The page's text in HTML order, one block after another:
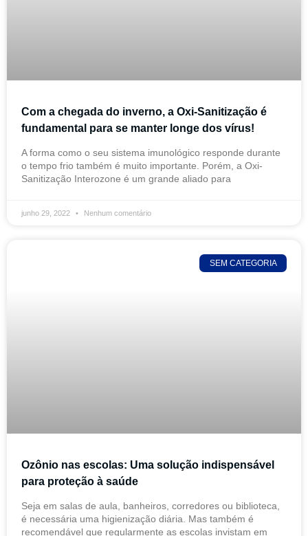
Com a chegada do inverno, a Oxi-Sanitização é
fundamental para se manter longe dos vírus!
A forma como o seu sistema imunológico responde durante
o tempo frio também é muito importante. Porém, a Oxi-
Sanitização Interozone é um grande aliado para
junho 29, 2022 Nenhum comentário
SEM CATEGORIA
Ozônio nas escolas: Uma solução indispensável
para proteção à saúde
Seja em salas de aula, banheiros, corredores ou biblioteca,
é necessária uma higienização diária. Mas também é
recomendável que regularmente as escolas invistam em